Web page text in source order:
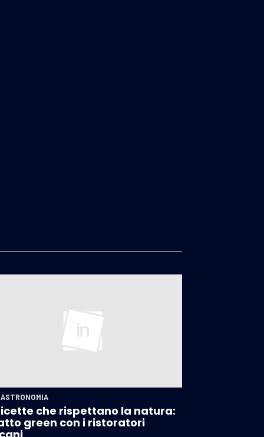
che rispettano la natura:
green con i ristoratori